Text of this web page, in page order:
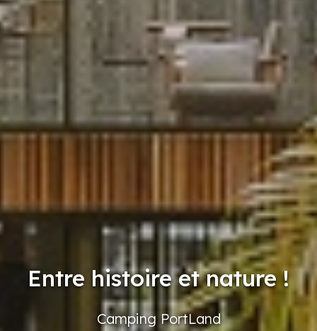
Entre histoire et nature !
Camping PortLand